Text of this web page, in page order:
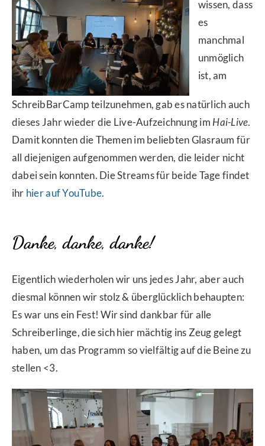
wissen, dass
es
manchmal
unmöglich
ist, am
SchreibBarCamp teilzunehmen, gab es natürlich auch
dieses Jahr wieder die Live-Aufzeichnung im Hai-Live.
Damit konnten die Themen im beliebten Glasraum für
all diejenigen aufgenommen werden, die leider nicht
dabei sein konnten. Die Streams für beide Tage findet
ihr hier auf YouTube.
Danke, danke, danke!
Eigentlich wiederholen wir uns jedes Jahr, aber auch
diesmal können wir stolz & überglücklich behaupten:
Es war uns ein Fest! Wir sind dankbar für alle
Schreiberlinge, die sich hier mächtig ins Zeug gelegt
haben, um das Programm so vielfältig auf die Beine zu
stellen <3.